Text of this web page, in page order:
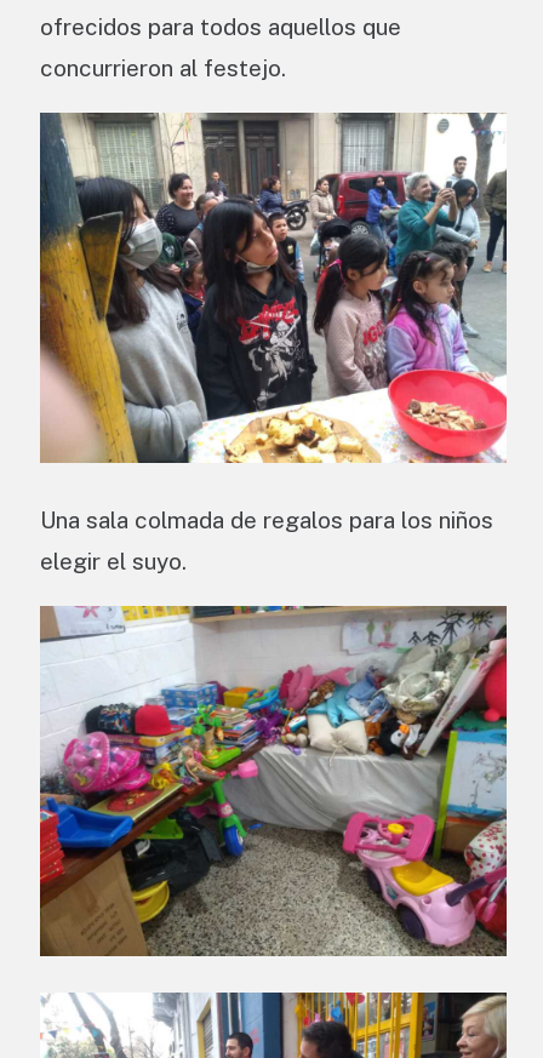
ofrecidos para todos aquellos que
concurrieron al festejo.
Una sala colmada de regalos para los niños
elegir el suyo.